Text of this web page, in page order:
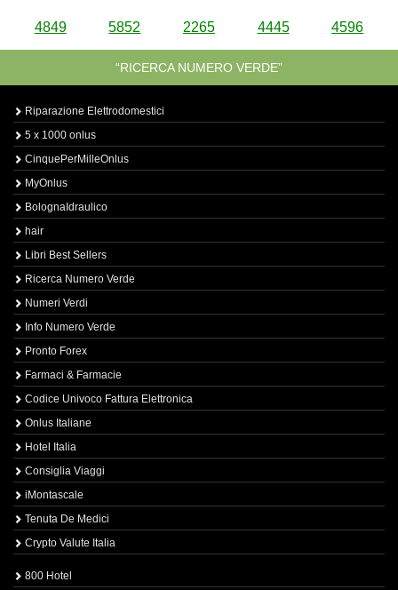
4849 5852 2265 4445 4596
“RICERCA NUMERO VERDE”
Riparazione Elettrodomestici
5 x 1000 onlus
CinquePerMilleOnlus
MyOnlus
BolognaIdraulico
hair
Libri Best Sellers
Ricerca Numero Verde
Numeri Verdi
Info Numero Verde
Pronto Forex
Farmaci & Farmacie
Codice Univoco Fattura Elettronica
Onlus Italiane
Hotel Italia
Consiglia Viaggi
iMontascale
Tenuta De Medici
Crypto Valute Italia
800 Hotel